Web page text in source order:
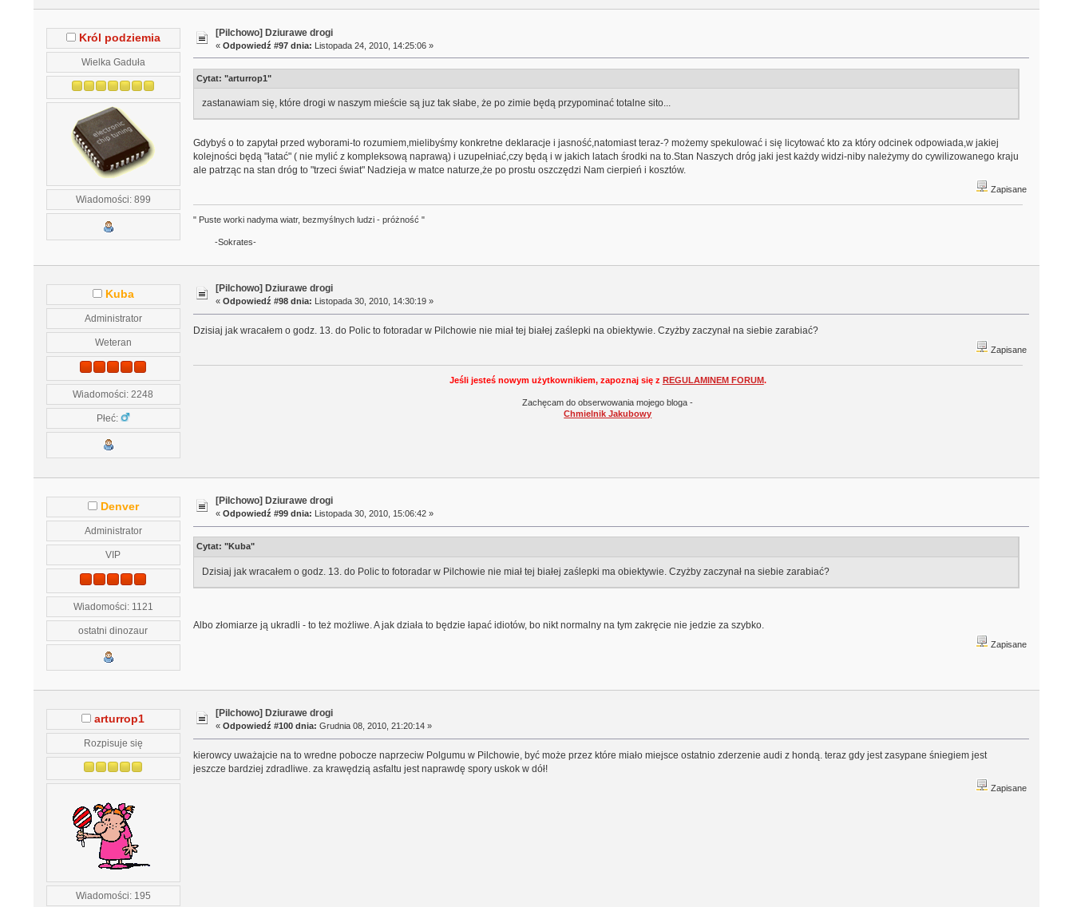
Król podziemia
Wielka Gaduła
Wiadomości: 899
[Pilchowo] Dziurawe drogi
«Odpowiedź #97 dnia: Listopada 24, 2010, 14:25:06 »
Cytat: "arturrop1"
zastanawiam się, które drogi w naszym mieście są juz tak słabe, że po zimie będą przypominać totalne sito...
Gdybyś o to zapytał przed wyborami-to rozumiem,mielibyśmy konkretne deklaracje i jasność,natomiast teraz-? możemy spekulować i się licytować kto za który odcinek odpowiada,w jakiej
kolejności będą "łatać" ( nie mylić z kompleksową naprawą) i uzupełniać,czy będą i w jakich latach środki na to.Stan Naszych dróg jaki jest każdy widzi-niby należymy do cywilizowanego kraju
ale patrząc na stan dróg to "trzeci świat" Nadzieja w matce naturze,że po prostu oszczędzi Nam cierpień i kosztów.
Zapisane
" Puste worki nadyma wiatr, bezmyślnych ludzi - próżność "
-Sokrates-
Kuba
Administrator
Weteran
Wiadomości: 2248
Płeć:
[Pilchowo] Dziurawe drogi
«Odpowiedź #98 dnia: Listopada 30, 2010, 14:30:19 »
Dzisiaj jak wracałem o godz. 13. do Polic to fotoradar w Pilchowie nie miał tej białej zaślepki na obiektywie. Czyżby zaczynał na siebie zarabiać?
Zapisane
Jeśli jesteś nowym użytkownikiem, zapoznaj się z REGULAMINEM FORUM.
Zachęcam do obserwowania mojego bloga -
Chmielnik Jakubowy
Denver
Administrator
VIP
Wiadomości: 1121
ostatni dinozaur
[Pilchowo] Dziurawe drogi
«Odpowiedź #99 dnia: Listopada 30, 2010, 15:06:42 »
Cytat: "Kuba"
Dzisiaj jak wracałem o godz. 13. do Polic to fotoradar w Pilchowie nie miał tej białej zaślepki ma obiektywie. Czyżby zaczynał na siebie zarabiać?
Albo złomiarze ją ukradli - to też możliwe. A jak działa to będzie łapać idiotów, bo nikt normalny na tym zakręcie nie jedzie za szybko.
Zapisane
arturrop1
Rozpisuje się
Wiadomości: 195
[Pilchowo] Dziurawe drogi
«Odpowiedź #100 dnia: Grudnia 08, 2010, 21:20:14 »
kierowcy uważajcie na to wredne pobocze naprzeciw Polgumu w Pilchowie, być może przez które miało miejsce ostatnio zderzenie audi z hondą. teraz gdy jest zasypane śniegiem jest
jeszcze bardziej zdradliwe. za krawędzią asfaltu jest naprawdę spory uskok w dół!
Zapisane